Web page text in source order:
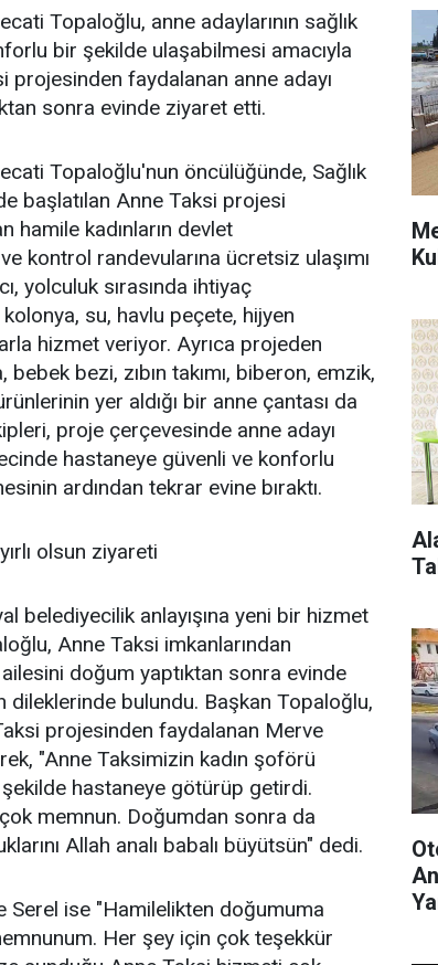
Topaloğlu, anne adaylarının sağlık
bir şekilde ulaşabilmesi amacıyla
projesinden faydalanan anne adayı
sonra evinde ziyaret etti.
Topaloğlu'nun öncülüğünde, Sağlık
başlatılan Anne Taksi projesi
hamile kadınların devlet
kontrol randevularına ücretsiz ulaşımı
yolculuk sırasında ihtiyaç
su, havlu peçete, hijyen
hizmet veriyor. Ayrıca projeden
bezi, zıbın takımı, biberon, emzik,
yer aldığı bir anne çantası da
proje çerçevesinde anne adayı
hastaneye güvenli ve konforlu
ardından tekrar evine bıraktı.
olsun ziyareti
belediyecilik anlayışına yeni bir hizmet
Anne Taksi imkanlarından
doğum yaptıktan sonra evinde
dileklerinde bulundu. Başkan Topaloğlu,
projesinden faydalanan Merve
"Anne Taksimizin kadın şoförü
hastaneye götürüp getirdi.
memnun. Doğumdan sonra da
Allah analı babalı büyütsün" dedi.
Serel ise "Hamilelikten doğumuma
Her şey için çok teşekkür